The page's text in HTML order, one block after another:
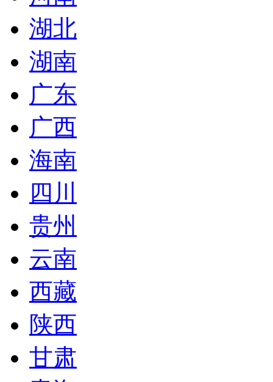
湖北
湖南
广东
广西
海南
四川
贵州
云南
西藏
陕西
甘肃